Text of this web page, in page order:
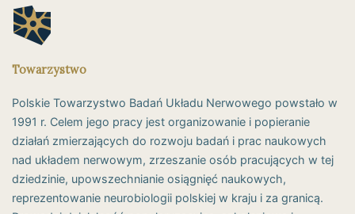
Towarzystwo
Polskie Towarzystwo Badań Układu Nerwowego powstało w
1991 r. Celem jego pracy jest organizowanie i popieranie
działań zmierzających do rozwoju badań i prac naukowych
nad układem nerwowym, zrzeszanie osób pracujących w tej
dziedzinie, upowszechnianie osiągnięć naukowych,
reprezentowanie neurobiologii polskiej w kraju i za granicą.